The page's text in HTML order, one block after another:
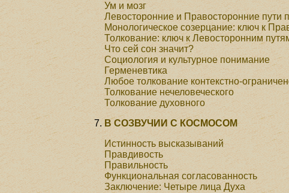
Ум и мозг
Левосторонние и Правосторонние пути
Монологическое созерцание: ключ к
Толкование: ключ к Левосторонним
Что сей сон значит?
Социология и культурное понимание
Герменевтика
Любое толкование контекстно-
Толкование нечеловеческого
Толкование духовного
В СОЗВУЧИИ С КОСМОСОМ
Истинность высказываний
Правдивость
Правильность
Функциональная согласованность
Заключение: Четыре лица Духа